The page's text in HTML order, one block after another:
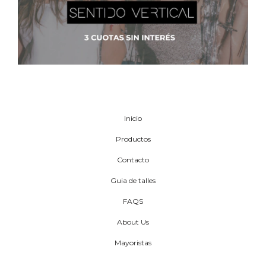
Inicio
Productos
Contacto
Guia de talles
FAQS
About Us
Mayoristas